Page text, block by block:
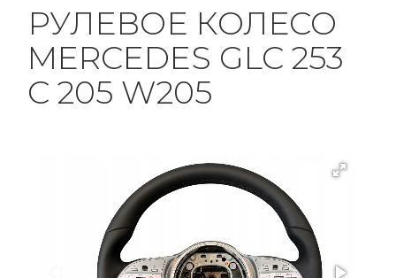
РУЛЕВОЕ КОЛЕСО
MERCEDES GLC 253
C 205 W205